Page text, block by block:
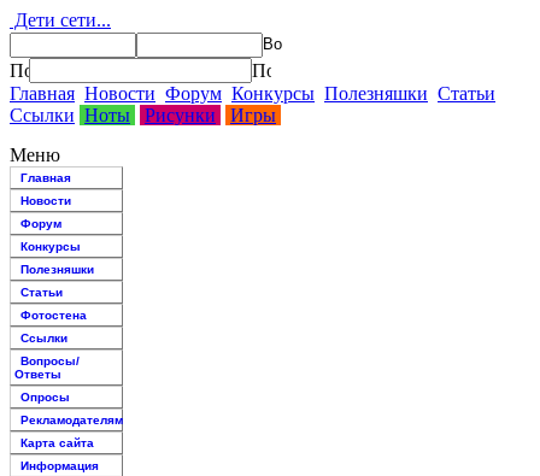
Дети сети...
Главная Новости Форум Конкурсы Полезняшки Статьи
Ссылки Ноты Рисунки
Игры
Меню
Главная
Новости
Форум
Конкурсы
Полезняшки
Статьи
Фотостена
Ссылки
Вопросы/
Ответы
Опросы
Рекламодателям
Карта сайта
Информация